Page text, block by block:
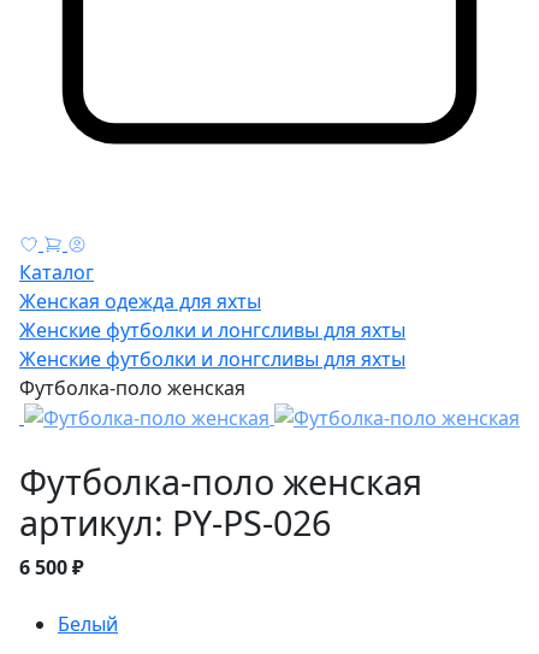
Каталог
Женская одежда для яхты
Женские футболки и лонгсливы для яхты
Женские футболки и лонгсливы для яхты
Футболка-поло женская
Футболка-поло женская
артикул: PY-PS-026
6 500 ₽
Белый